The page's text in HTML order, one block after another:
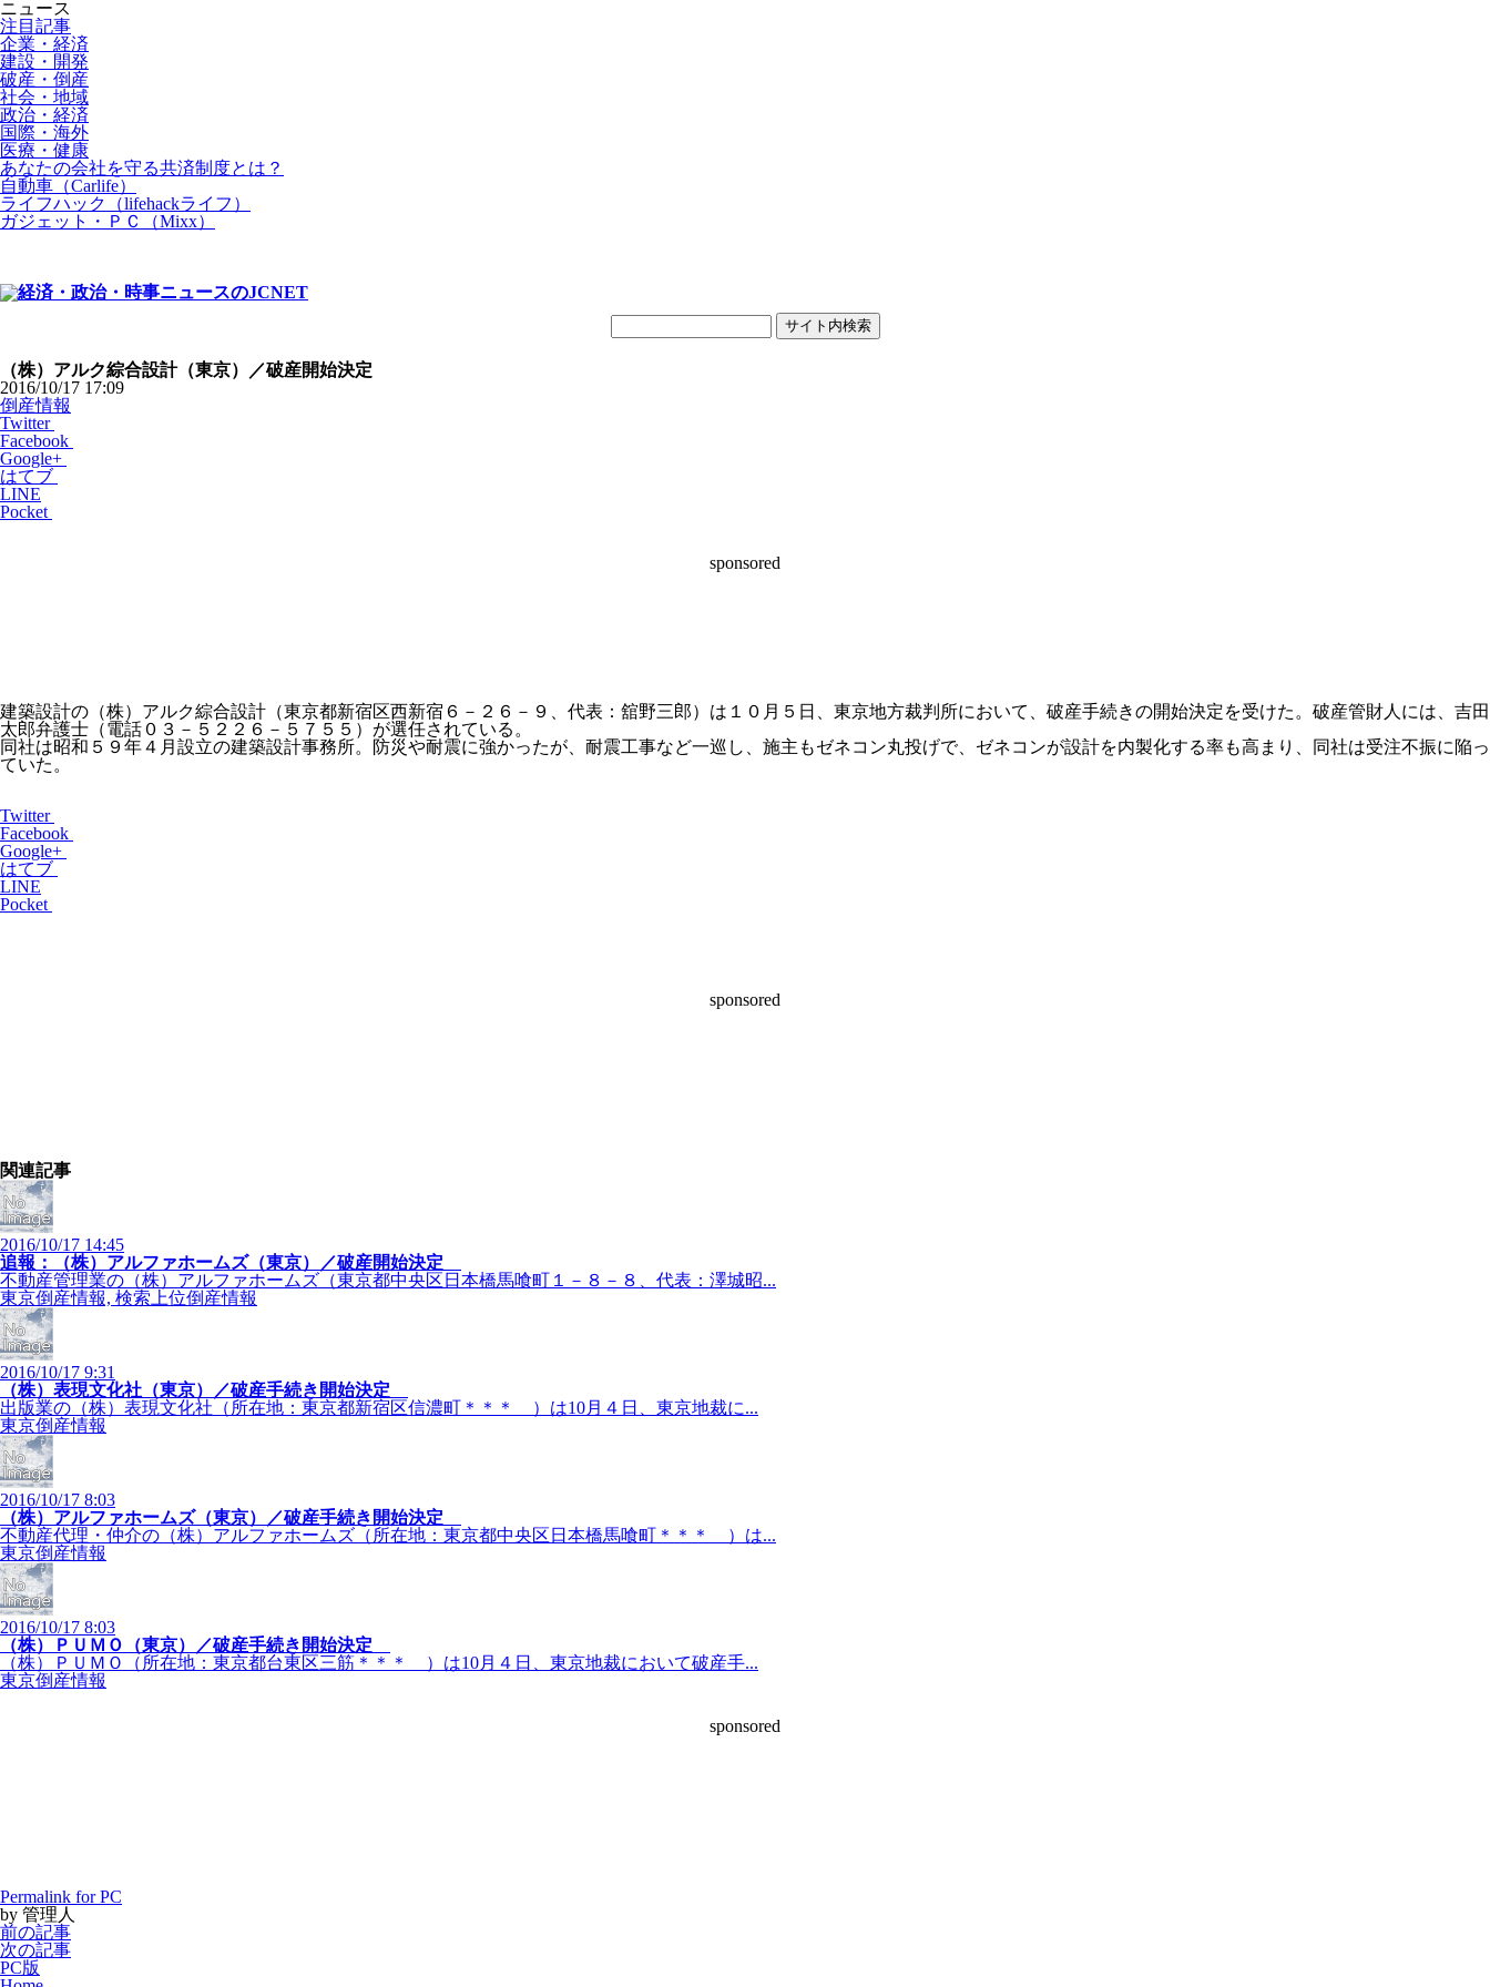
ニュース
注目記事
企業・経済
建設・開発
破産・倒産
社会・地域
政治・経済
国際・海外
医療・健康
あなたの会社を守る共済制度とは？
自動車（Carlife）
ライフハック（lifehackライフ）
ガジェット・ＰＣ（Mixx）
（株）アルク綜合設計（東京）／破産開始決定
2016/10/17 17:09
倒産情報
Twitter
Facebook
Google+
はてブ
LINE
Pocket
sponsored
建築設計の（株）アルク綜合設計（東京都新宿区西新宿６－２６－９、代表：舘野三郎）は１０月５日、東京地方裁判所において、破産手続きの開始決定を受けた。破産管財人には、吉田
太郎弁護士（電話０３－５２２６－５７５５）が選任されている。
同社は昭和５９年４月設立の建築設計事務所。防災や耐震に強かったが、耐震工事など一巡し、施主もゼネコン丸投げで、ゼネコンが設計を内製化する率も高まり、同社は受注不振に陥っ
ていた。
Twitter
Facebook
Google+
はてブ
LINE
Pocket
sponsored
関連記事
2016/10/17 14:45
追報：（株）アルファホームズ（東京）／破産開始決定
不動産管理業の（株）アルファホームズ（東京都中央区日本橋馬喰町１－８－８、代表：澤城昭...
東京倒産情報, 検索上位倒産情報
2016/10/17 9:31
（株）表現文化社（東京）／破産手続き開始決定
出版業の（株）表現文化社（所在地：東京都新宿区信濃町＊＊＊ ）は10月４日、東京地裁に...
東京倒産情報
2016/10/17 8:03
（株）アルファホームズ（東京）／破産手続き開始決定
不動産代理・仲介の（株）アルファホームズ（所在地：東京都中央区日本橋馬喰町＊＊＊ ）は...
東京倒産情報
2016/10/17 8:03
（株）ＰＵＭＯ（東京）／破産手続き開始決定
（株）ＰＵＭＯ（所在地：東京都台東区三筋＊＊＊ ）は10月４日、東京地裁において破産手...
東京倒産情報
sponsored
Permalink for PC
by 管理人
前の記事
次の記事
PC版